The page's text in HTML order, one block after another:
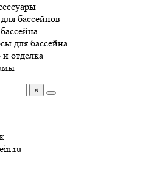
бассейнов
для бассейна
и отделка
×